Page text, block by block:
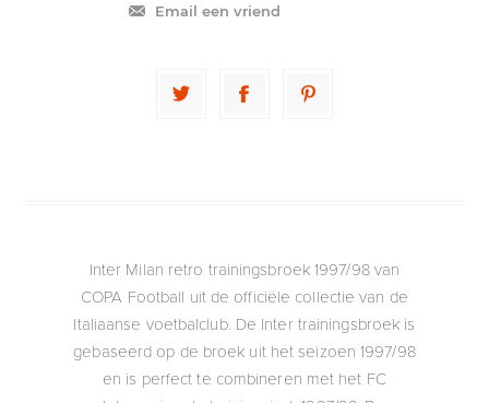
Email een vriend
Inter Milan retro trainingsbroek 1997/98 van
COPA Football uit de officiële collectie van de
Italiaanse voetbalclub. De Inter trainingsbroek is
gebaseerd op de broek uit het seizoen 1997/98
en is perfect te combineren met het FC